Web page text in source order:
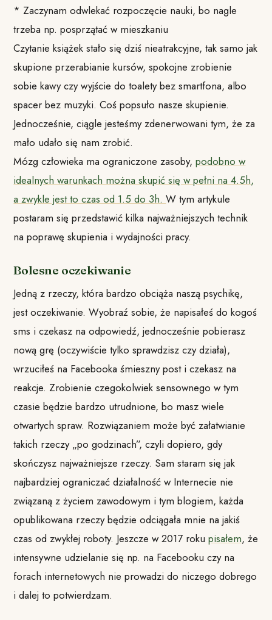
* Zaczynam odwlekać rozpoczęcie nauki, bo nagle
trzeba np. posprzątać w mieszkaniu
Czytanie książek stało się dziś nieatrakcyjne, tak samo jak
skupione przerabianie kursów, spokojne zrobienie
sobie kawy czy wyjście do toalety bez smartfona, albo
spacer bez muzyki. Coś popsuło nasze skupienie.
Jednocześnie, ciągle jesteśmy zdenerwowani tym, że za
mało udało się nam zrobić.
Mózg człowieka ma ograniczone zasoby,podobno w
idealnych warunkach można skupić się w pełni na 4.5h,
a zwykle jest to czas od 1.5 do 3h.W tym artykule
postaram się przedstawić kilka najważniejszych technik
na poprawę skupienia i wydajności pracy.
Bolesne oczekiwanie
Jedną z rzeczy, która bardzo obciąża naszą psychikę,
jest oczekiwanie. Wyobraź sobie, że napisałeś do kogoś
sms i czekasz na odpowiedź, jednocześnie pobierasz
nową grę (oczywiście tylko sprawdzisz czy działa),
wrzuciłeś na Facebooka śmieszny post i czekasz na
reakcje. Zrobienie czegokolwiek sensownego w tym
czasie będzie bardzo utrudnione, bo masz wiele
otwartych spraw. Rozwiązaniem może być załatwianie
takich rzeczy „po godzinach”, czyli dopiero, gdy
skończysz najważniejsze rzeczy. Sam staram się jak
najbardziej ograniczać działalność w Internecie nie
związaną z życiem zawodowym i tym blogiem, każda
opublikowana rzeczy będzie odciągała mnie na jakiś
czas od zwykłej roboty. Jeszcze w 2017 rokupisałem, że
intensywne udzielanie się np. na Facebooku czy na
forach internetowych nie prowadzi do niczego dobrego
i dalej to potwierdzam.